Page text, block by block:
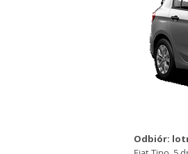
Odbiór: